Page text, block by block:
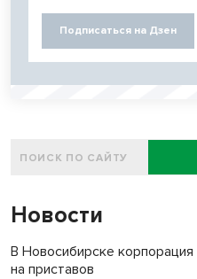
Подписаться на Дзен
Новости
В Новосибирске
на приставов